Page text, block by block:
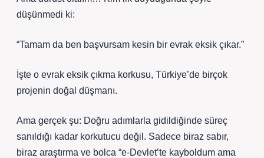
düşünmedi ki:
“Tamam da ben başvursam kesin bir evrak eksik çıkar.”
İşte o evrak eksik çıkma korkusu, Türkiye’de birçok
projenin doğal düşmanı.
Ama gerçek şu: Doğru adımlarla gidildiğinde süreç
sanıldığı kadar korkutucu değil. Sadece biraz sabır,
biraz araştırma ve bolca “e-Devlet’te kayboldum ama